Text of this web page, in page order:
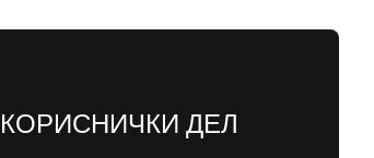
КОРИСНИЧКИ ДЕЛ